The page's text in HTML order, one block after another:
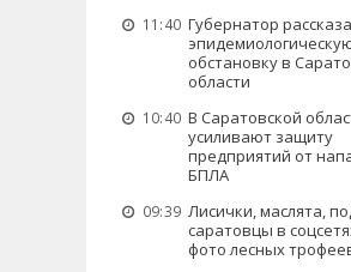
11:40 Губернатор
обстановку в
области
10:40 В Саратовской
усиливают защиту
предприятий от
БПЛА
09:39 Лисички, маслята,
саратовцы в
фото лесных